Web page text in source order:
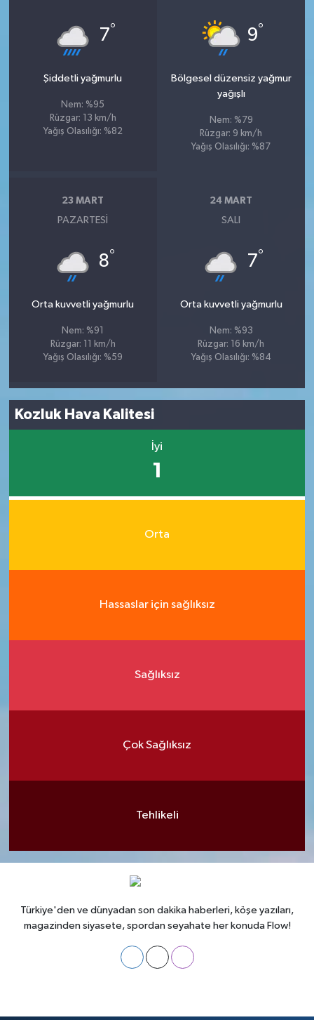
7°
Şiddetli yağmurlu
Nem: %95
Rüzgar: 13 km/h
Yağış Olasılığı: %82
9°
Bölgesel düzensiz yağmur
yağışlı
Nem: %79
Rüzgar: 9 km/h
Yağış Olasılığı: %87
23 MART
PAZARTESI
8°
Orta kuvvetli yağmurlu
Nem: %91
Rüzgar: 11 km/h
Yağış Olasılığı: %59
24 MART
SALI
7°
Orta kuvvetli yağmurlu
Nem: %93
Rüzgar: 16 km/h
Yağış Olasılığı: %84
Kozluk Hava Kalitesi
İyi
1
Orta
Hassaslar için sağlıksız
Sağlıksız
Çok Sağlıksız
Tehlikeli
Türkiye'den ve dünyadan son dakika haberleri, köşe yazıları,
magazinden siyasete, spordan seyahate her konuda Flow!